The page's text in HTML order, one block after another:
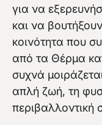
για να
και να
κοινότητα που
από τα Θέρμα
συχνά
απλή ζωή, τη
περιβαλλοντική